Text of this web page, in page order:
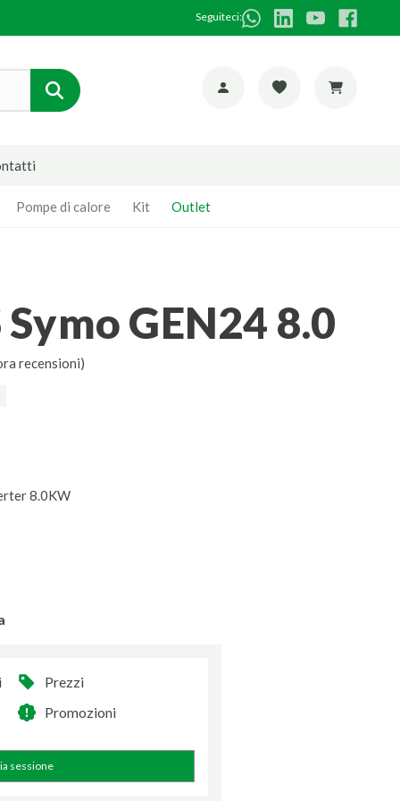
Seguiteci:
Pompe di calore Kit Outlet
Symo GEN24 8.0
recensioni)
8.0KW
Prezzi
Promozioni
sessione